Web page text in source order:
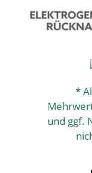
*
und ggf.